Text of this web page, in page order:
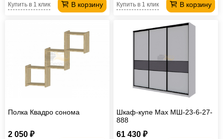
В корзину
Купить в 1 клик В корзину
Купить в 1 клик
Полка Квадро сонома
2 050 ₽
Шкаф-купе Max МШ-23-6-27-
888
61 430 ₽